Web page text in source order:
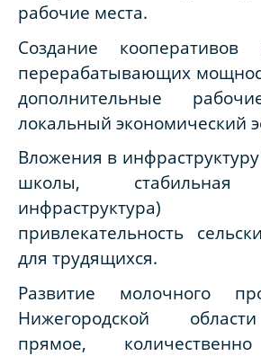
рабочие места.
Создание
перерабатывающих
дополнительные
локальный экономический
Вложения в
школы, стабильная
привлекательность
для трудящихся.
Развитие молочного
Нижегородской
прямое,